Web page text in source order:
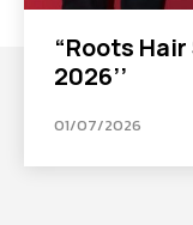
“Roots Hair
2026’’
01/07/2026